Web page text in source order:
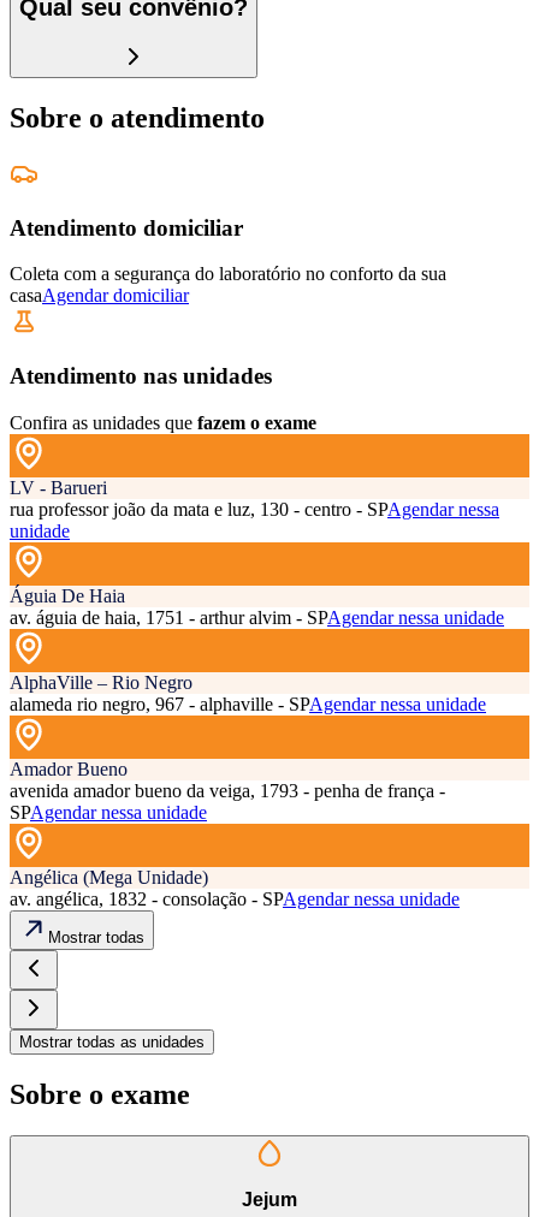
Qual seu convênio?
Sobre o atendimento
Atendimento domiciliar
Coleta com a segurança do laboratório no conforto da sua
casaAgendar domiciliar
Atendimento nas unidades
Confira as unidades que fazem o exame
LV - Barueri
rua professor joão da mata e luz, 130 - centro - SPAgendar nessa
unidade
Águia De Haia
av. águia de haia, 1751 - arthur alvim - SPAgendar nessa unidade
AlphaVille – Rio Negro
alameda rio negro, 967 - alphaville - SPAgendar nessa unidade
Amador Bueno
avenida amador bueno da veiga, 1793 - penha de frança -
SPAgendar nessa unidade
Angélica (Mega Unidade)
av. angélica, 1832 - consolação - SPAgendar nessa unidade
Mostrar todas
Mostrar todas as unidades
Sobre o exame
Jejum